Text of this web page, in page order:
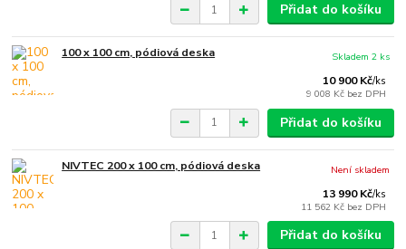
Přidat do košíku
100 x 100 cm, pódiová deska
10 900 Kč/ks
9 008 Kč bez DPH
Skladem 2 ks
Přidat do košíku
NIVTEC 200 x 100 cm, pódiová deska
13 990 Kč/ks
11 562 Kč bez DPH
Není skladem
Přidat do košíku